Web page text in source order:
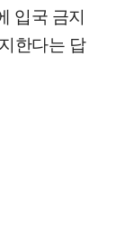
입국 금지
한다는 답